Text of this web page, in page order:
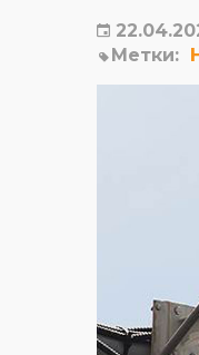
Метки: